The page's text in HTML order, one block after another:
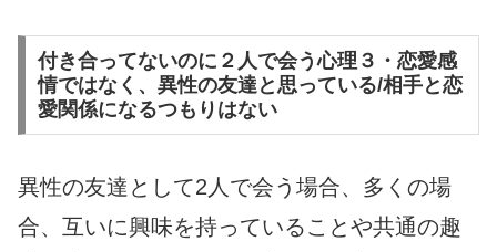
付き合ってないのに２人で会う心理３・恋愛感
情ではなく、異性の友達と思っている/相手と恋
愛関係になるつもりはない
異性の友達として2人で会う場合、多くの場
合、互いに興味を持っていることや共通の趣